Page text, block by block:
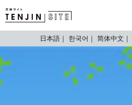
TENJIN SITE
日本語 한국어 简体中文